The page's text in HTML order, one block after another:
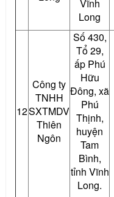
Vĩnh
Long
12
Công ty
TNHH
SXTMDV
Thiên
Ngôn
Số 430,
Tổ 29,
ấp Phú
Hữu
Đông, xã
Phú
Thịnh,
huyện
Tam
Bình,
tỉnh Vĩnh
Long.